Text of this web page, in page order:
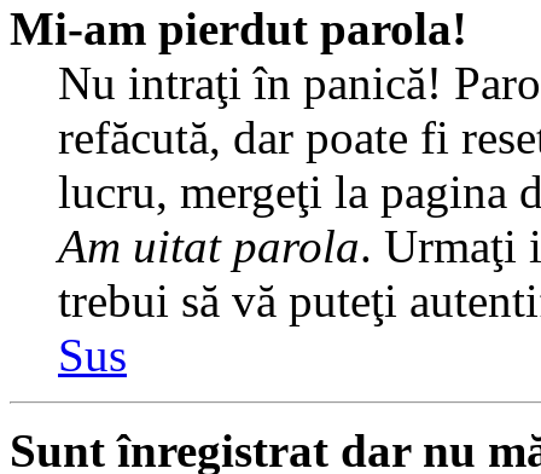
Mi-am pierdut parola!
Nu intraţi în panică!
refăcută, dar poate fi
lucru, mergeţi la pagina
Am uitat parola. Urmaţi
trebui să vă puteţi
Sus
Sunt înregistrat dar nu